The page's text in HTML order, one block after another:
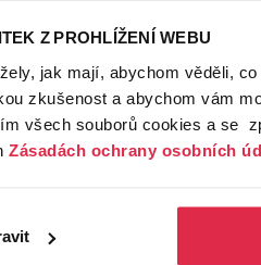
Z PROHLÍŽENÍ WEBU
jak mají, abychom věděli,
zkušenost a abychom vám
všech souborů cookies a se
Zásadách ochrany osobních